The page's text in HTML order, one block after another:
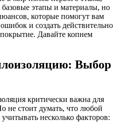
этапы и материалы, но
которые помогут вам
и создать действительно
Давайте копнем
Выбор
критически важна для
не стоит думать, что любой
несколько факторов: